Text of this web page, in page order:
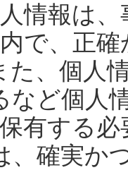
情報は
で、正
た、個人
など個人
有する
、確実か